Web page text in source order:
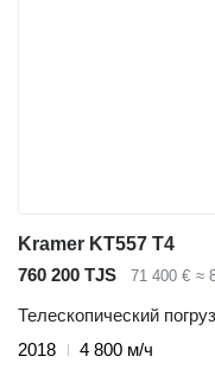
Kramer KT557 T4
760 200 TJS
71 400 € ≈
Телескопический
2018
4 800 м/ч